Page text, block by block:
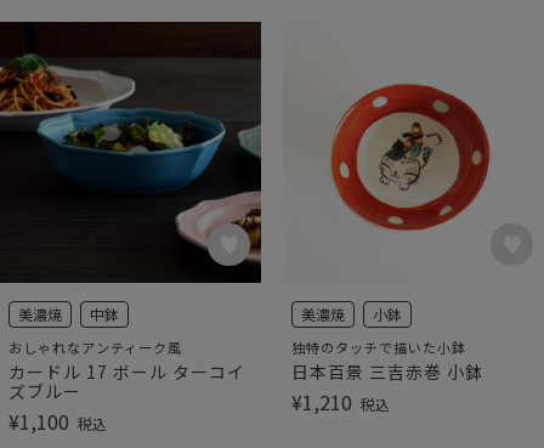
美濃焼 中鉢
おしゃれなアンティーク風
カードル 17 ボール ターコイ
ズブルー
¥1,100 税込
美濃焼 小鉢
独特のタッチで描いた小鉢
日本百景 三吉赤巻 小鉢
¥1,210 税込